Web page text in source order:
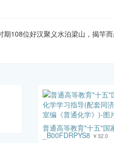
108位好汉聚义水泊梁山，揭竿
普通高等教育"十五"国
_B00FDRPYS8 ￥32.0